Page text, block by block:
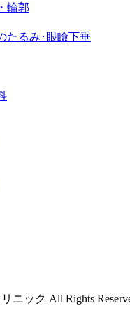
輪郭
たるみ･眼瞼下垂
ニック All Rights